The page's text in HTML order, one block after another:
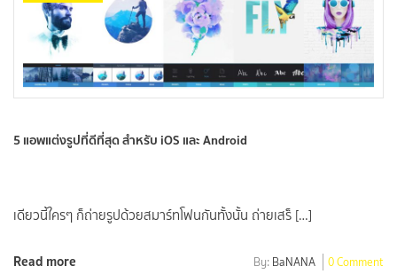
5 แอพแต่งรูปที่ดีที่สุด สำหรับ iOS และ Android
เดียวนี้ใครๆ ก็ถ่ายรูปด้วยสมาร์ทโฟนกันทั้งนั้น ถ่ายเสร็ […]
Read more By: BaNANA 0 Comment